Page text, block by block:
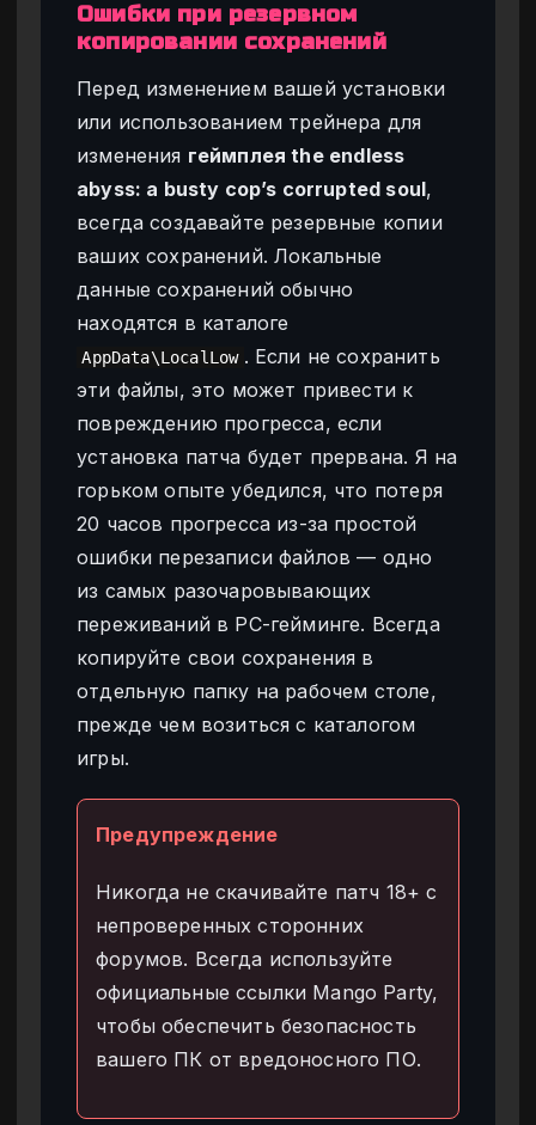
Ошибки при резервном
копировании сохранений
Перед изменением вашей установки
или использованием трейнера для
изменения геймплея the endless
abyss: a busty cop’s corrupted soul,
всегда создавайте резервные копии
ваших сохранений. Локальные
данные сохранений обычно
находятся в каталоге
AppData\LocalLow . Если не сохранить
эти файлы, это может привести к
повреждению прогресса, если
установка патча будет прервана. Я на
горьком опыте убедился, что потеря
20 часов прогресса из-за простой
ошибки перезаписи файлов — одно
из самых разочаровывающих
переживаний в PC-гейминге. Всегда
копируйте свои сохранения в
отдельную папку на рабочем столе,
прежде чем возиться с каталогом
игры.
Предупреждение
Никогда не скачивайте патч 18+ с
непроверенных сторонних
форумов. Всегда используйте
официальные ссылки Mango Party,
чтобы обеспечить безопасность
вашего ПК от вредоносного ПО.